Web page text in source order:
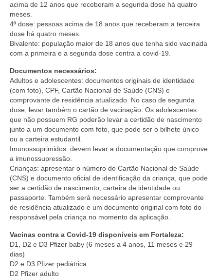
acima de 12 anos que receberam a segunda dose há quatro
meses.
4ª dose: pessoas acima de 18 anos que receberam a terceira
dose há quatro meses.
Bivalente: população maior de 18 anos que tenha sido vacinada
com a primeira e a segunda dose contra a covid-19.
Documentos necessários:
Adultos e adolescentes: documentos originais de identidade
(com foto), CPF, Cartão Nacional de Saúde (CNS) e
comprovante de residência atualizado. No caso de segunda
dose, levar também o cartão de vacinação. Os adolescentes
que não possuem RG poderão levar a certidão de nascimento
junto a um documento com foto, que pode ser o bilhete único
ou a carteira estudantil.
Imunossuprimidos: devem levar a documentação que comprove
a imunossupressão.
Crianças: apresentar o número do Cartão Nacional de Saúde
(CNS) e documento oficial de identificação da criança, que pode
ser a certidão de nascimento, carteira de identidade ou
passaporte. Também será necessário apresentar comprovante
de residência atualizado e um documento original com foto do
responsável pela criança no momento da aplicação.
Vacinas contra a Covid-19 disponíveis em Fortaleza:
D1, D2 e D3 Pfizer baby (6 meses a 4 anos, 11 meses e 29
dias)
D2 e D3 Pfizer pediátrica
D2 Pfizer adulto